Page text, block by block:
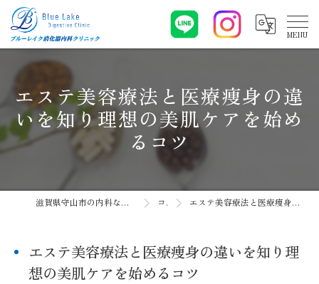
エステ美容療法と医療痩身の違
いを知り理想の美肌ケアを始め
るコツ
滋賀県守山市の内科ならブルーレイク消化器内科クリニック コラム エステ美容療法と医療痩身の違いを知り理想の美肌ケアを始めるコツ
エステ美容療法と医療痩身の違いを知り理
想の美肌ケアを始めるコツ